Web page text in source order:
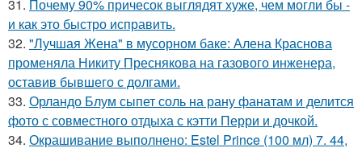
31. Почему 90% причесок выглядят хуже, чем могли бы -
и как это быстро исправить.
32. "Лучшая Жена" в мусорном баке: Алена Краснова
променяла Никиту Преснякова на газового инженера,
оставив бывшего с долгами.
33. Орландо Блум сыпет соль на рану фанатам и делится
фото с совместного отдыха с кэтти Перри и дочкой.
34. Окрашивание выполнено: Estel Prince (100 мл) 7. 44,